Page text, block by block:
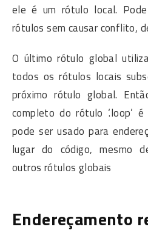
ele é um rótulo local.
rótulos sem causar conflito,
O último rótulo global
todos os rótulos locais
próximo rótulo global.
completo do rótulo ‘.loop’
pode ser usado para
lugar do código, mesmo
outros rótulos globais
Endereçamento